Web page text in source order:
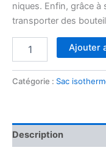
niques. Enfin, grâce à
transporter des
dots
Ajouter
Catégorie : Sac
Description